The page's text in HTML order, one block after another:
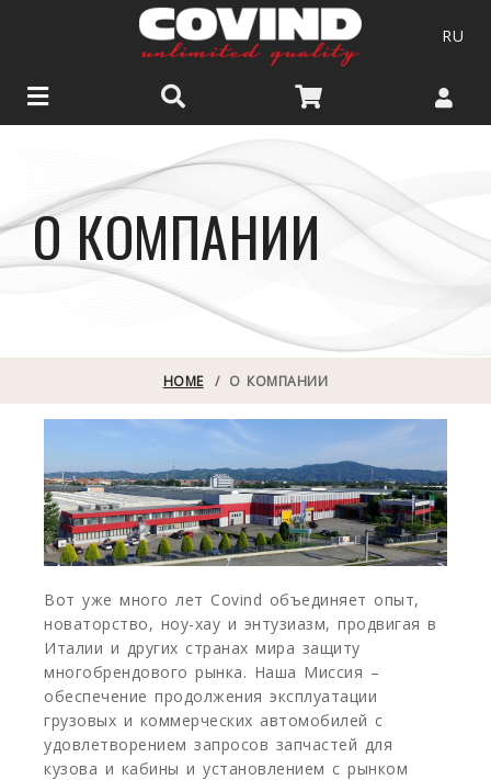
RU
О КОМПАНИИ
HOME / О КОМПАНИИ
Вот уже много лет Covind объединяет опыт,
новаторство, ноу-хау и энтузиазм, продвигая в
Италии и других странах мира защиту
многобрендового рынка. Наша Миссия –
обеспечение продолжения эксплуатации
грузовых и коммерческих автомобилей с
удовлетворением запросов запчастей для
кузова и кабины и установлением с рынком